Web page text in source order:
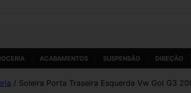
ACABAMENTOS SUSPENSÃO DIREÇÃO
/ Soleira Porta Traseira Esquerda Vw Gol G3